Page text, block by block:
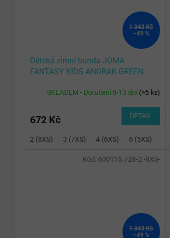
1 343 Kč
–49 %
Dětská zimní bunda JOMA
FANTASY KIDS ANORAK GREEN
SKLADEM - Doručení 8-13 dní(>5 ks)
672 Kč DETAIL
2 (8XS) 3 (7XS) 4 (6XS) 6 (5XS)
1 343 Kč
–49 %
Kód: 600115.728-2 -8XS-